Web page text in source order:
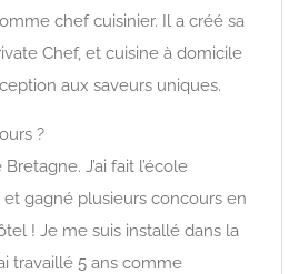
chef cuisinier. Il a créé sa
Chef, et cuisine à domicile
aux saveurs uniques.
?
J’ai fait l’école
gagné plusieurs concours en
! Je me suis installé dans la
travaillé 5 ans comme